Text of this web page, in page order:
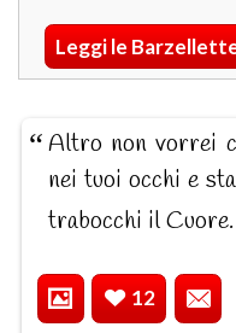
Leggi le
Altro non vorrei
nei tuoi occhi e
trabocchi il Cuore.
12